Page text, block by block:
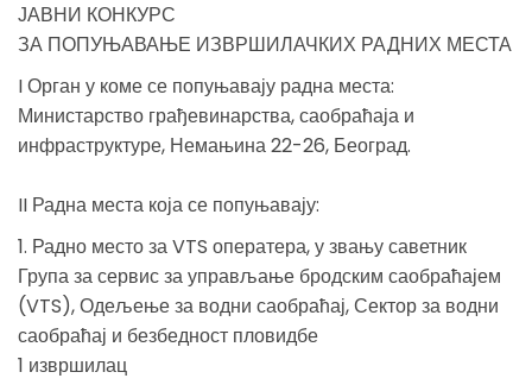
ЈАВНИ КОНКУРС
ЗА ПОПУЊАВАЊЕ ИЗВРШИЛАЧКИХ РАДНИХ МЕСТА
I Орган у коме се попуњавају радна места:
Министарство грађевинарства, саобраћаја и
инфраструктуре, Немањина 22-26, Београд.
II Радна места која се попуњавају:
1. Радно место за VTS оператера, у звању саветник
Група за сервис за управљање бродским саобраћајем
(VTS), Одељење за водни саобраћај, Сектор за водни
саобраћај и безбедност пловидбе
1 извршилац